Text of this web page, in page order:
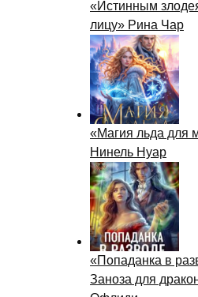
«Истинным
лицу» Рина Чар
«Магия льда для
Нинель Нуар
«Попаданка в
Заноза для